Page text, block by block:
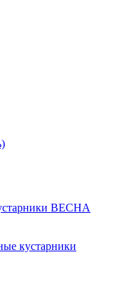
ВЕСНА
кустарники